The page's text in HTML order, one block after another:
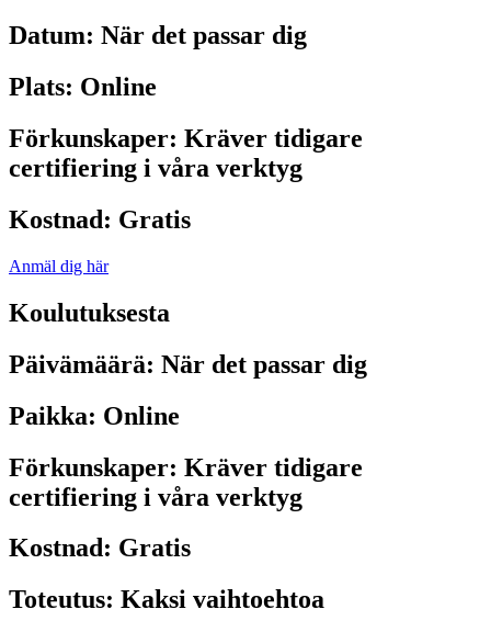
Datum: När det passar dig
Plats: Online
Förkunskaper: Kräver tidigare
certifiering i våra verktyg
Kostnad: Gratis
Anmäl dig här
Koulutuksesta
Päivämäärä: När det passar dig
Paikka: Online
Förkunskaper: Kräver tidigare
certifiering i våra verktyg
Kostnad: Gratis
Toteutus: Kaksi vaihtoehtoa